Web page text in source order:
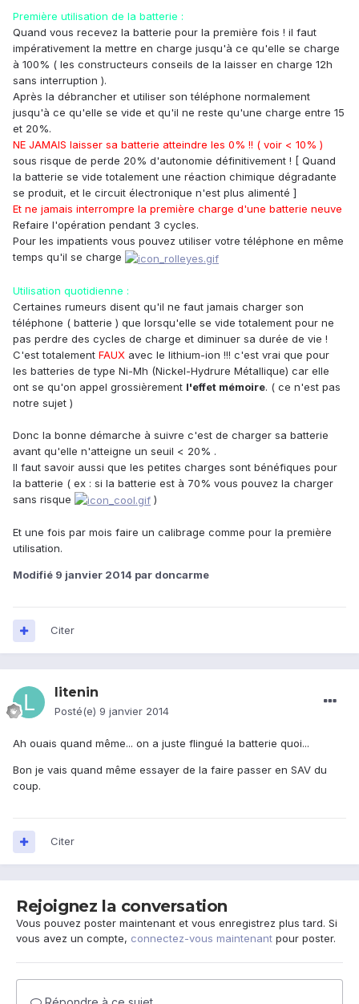
Première utilisation de la batterie :
Quand vous recevez la batterie pour la première fois ! il faut
impérativement la mettre en charge jusqu'à ce qu'elle se charge
à 100% ( les constructeurs conseils de la laisser en charge 12h
sans interruption ).
Après la débrancher et utiliser son téléphone normalement
jusqu'à ce qu'elle se vide et qu'il ne reste qu'une charge entre 15
et 20%.
NE JAMAIS laisser sa batterie atteindre les 0% !! ( voir < 10% )
sous risque de perde 20% d'autonomie définitivement ! [ Quand
la batterie se vide totalement une réaction chimique dégradante
se produit, et le circuit électronique n'est plus alimenté ]
Et ne jamais interrompre la première charge d'une batterie neuve
Refaire l'opération pendant 3 cycles.
Pour les impatients vous pouvez utiliser votre téléphone en même
temps qu'il se charge
Utilisation quotidienne :
Certaines rumeurs disent qu'il ne faut jamais charger son
téléphone ( batterie ) que lorsqu'elle se vide totalement pour ne
pas perdre des cycles de charge et diminuer sa durée de vie !
C'est totalement FAUX avec le lithium-ion !!! c'est vrai que pour
les batteries de type Ni-Mh (Nickel-Hydrure Métallique) car elle
ont se qu'on appel grossièrement l'effet mémoire. ( ce n'est pas
notre sujet )
Donc la bonne démarche à suivre c'est de charger sa batterie
avant qu'elle n'atteigne un seuil < 20% .
Il faut savoir aussi que les petites charges sont bénéfiques pour
la batterie ( ex : si la batterie est à 70% vous pouvez la charger
sans risque
)
Et une fois par mois faire un calibrage comme pour la première
utilisation.
Modifié 9 janvier 2014 par doncarme
Citer
litenin
Posté(e) 9 janvier 2014
Ah ouais quand même... on a juste flingué la batterie quoi...
Bon je vais quand même essayer de la faire passer en SAV du
coup.
Citer
Rejoignez la conversation
Vous pouvez poster maintenant et vous enregistrez plus tard. Si
vous avez un compte, connectez-vous maintenant pour poster.